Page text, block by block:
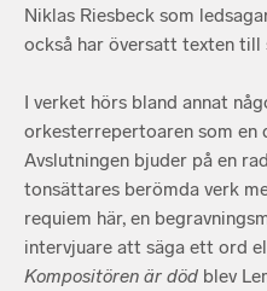
Niklas Riesbeck som
också har översatt texten till
I verket hörs bland annat
orkesterrepertoaren som en
Avslutningen bjuder på en
tonsättares berömda verk
requiem här, en
intervjuare att säga ett ord
Kompositören är död blev